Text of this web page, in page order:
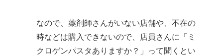
なので、薬剤師さんがいない店舗や、不在の
時などは購入できないので、店員さんに「ミ
クロゲンパスタありますか？」って聞くとい